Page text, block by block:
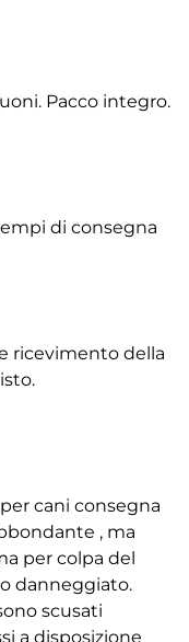
Pacco integro.
di consegna
ricevimento della
cani consegna
, ma
per colpa del
danneggiato.
scusati
a disposizione